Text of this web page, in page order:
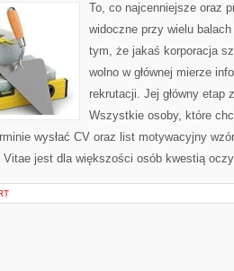
To, co najcenniejsze oraz
widoczne przy wielu
tym, że jakaś korporacja
wolno w głównej mierze
rekrutacji. Jej główny etap
Wszystkie osoby, które
wysłać CV oraz list motywacyjny
Vitae jest dla większości osób kwestią